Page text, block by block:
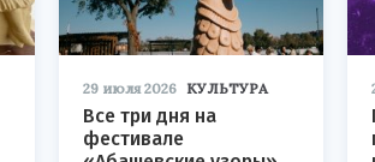
29 июля 2026 КУЛЬТУРА
Все три дня на
фестивале